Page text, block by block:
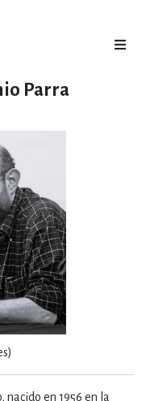
Parra
nacido en 1956 en la